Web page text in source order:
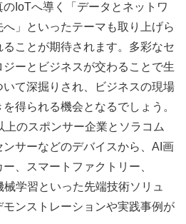
IoTへ導く「データとネットワ
」といったテーマも取り上げら
ことが期待されます。多彩なセ
ーとビジネスが交わることで生
て深掘りされ、ビジネスの現場
得られる機会となるでしょう。
上のスポンサー企業とソラコム
サーなどのデバイスから、AI画
、スマートファクトリー、
学習といった先端技術ソリュ
ンストレーションや実践事例が